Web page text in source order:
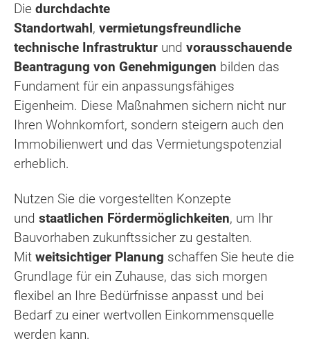
Die durchdachte
Standortwahl, vermietungsfreundliche
technische Infrastruktur und vorausschauende
Beantragung von Genehmigungen bilden das
Fundament für ein anpassungsfähiges
Eigenheim. Diese Maßnahmen sichern nicht nur
Ihren Wohnkomfort, sondern steigern auch den
Immobilienwert und das Vermietungspotenzial
erheblich.
Nutzen Sie die vorgestellten Konzepte
und staatlichen Fördermöglichkeiten, um Ihr
Bauvorhaben zukunftssicher zu gestalten.
Mit weitsichtiger Planung schaffen Sie heute die
Grundlage für ein Zuhause, das sich morgen
flexibel an Ihre Bedürfnisse anpasst und bei
Bedarf zu einer wertvollen Einkommensquelle
werden kann.